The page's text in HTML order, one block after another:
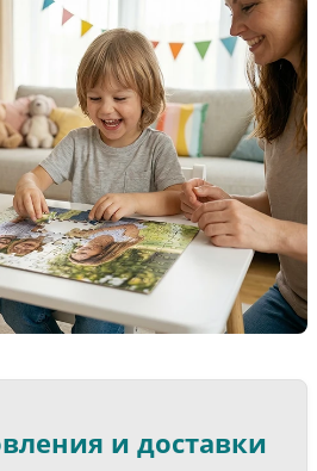
и доставки